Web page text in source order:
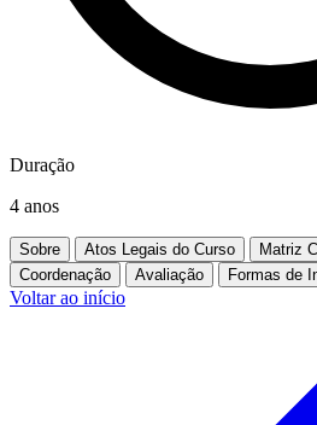
Duração
4 anos
Sobre Atos Legais do Curso Matriz
Coordenação
Avaliação Formas de
Voltar ao início